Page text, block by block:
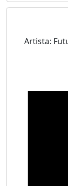
Artista: